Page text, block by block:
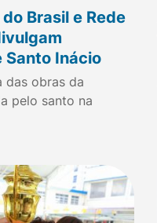
Brasil e Rede
Santo Inácio
das obras da
pelo santo na